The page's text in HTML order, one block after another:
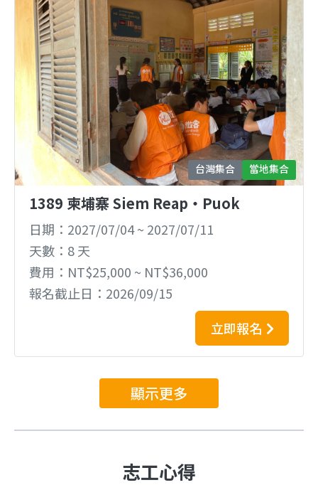
台灣集合 當地集合
1389 柬埔寨 Siem Reap‧Puok
日期 2027/07/04~ 2027/07/11
天數
8 天
費用
NT$25,000 ~ NT$36,000
報名截止日
2026/09/15
立即報名
顯示更多
志工心得